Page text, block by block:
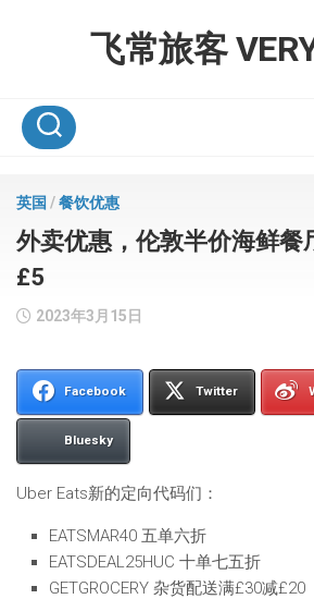
飞常旅客
英国 /餐饮优惠
外卖优惠，伦敦半价海鲜餐
£5
2023年3月15日
Facebook Twitter
Bluesky
Uber Eats新的定向代码们：
EATSMAR40 五单六折
EATSDEAL25HUC 十单七五折
GETGROCERY 杂货配送满£30减£20